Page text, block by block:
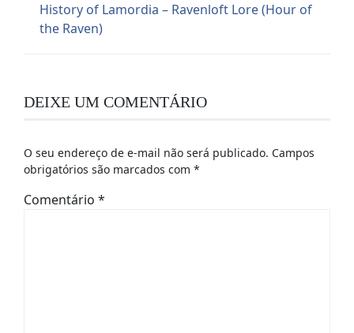
History of Lamordia – Ravenloft Lore (Hour of
the Raven)
DEIXE UM COMENTÁRIO
O seu endereço de e-mail não será publicado. Campos
obrigatórios são marcados com *
Comentário *